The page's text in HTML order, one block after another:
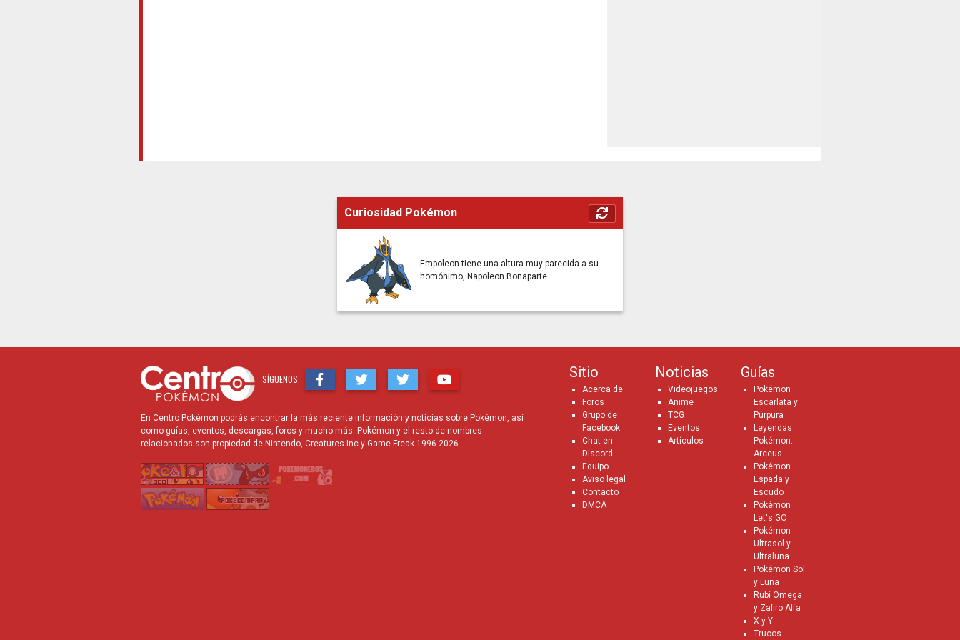
Curiosidad Pokémon
Empoleon tiene una altura muy parecida a su
homónimo, Napoleon Bonaparte.
SÍGUENOS
En Centro Pokémon podrás encontrar la más reciente información y noticias sobre Pokémon, así
como guías, eventos, descargas, foros y mucho más. Pokémon y el resto de nombres
relacionados son propiedad de Nintendo, Creatures Inc y Game Freak 1996-2026.
Sitio
Acerca de
Foros
Grupo de
Facebook
Chat en
Discord
Equipo
Aviso legal
Contacto
DMCA
Noticias
Videojuegos
Anime
TCG
Eventos
Artículos
Guías
Pokémon
Escarlata y
Púrpura
Leyendas
Pokémon:
Arceus
Pokémon
Espada y
Escudo
Pokémon
Let's GO
Pokémon
Ultrasol y
Ultraluna
Pokémon Sol
y Luna
Rubí Omega
y Zafiro Alfa
X y Y
Trucos